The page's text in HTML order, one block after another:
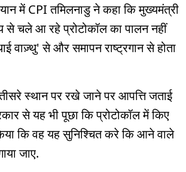
में CPI तमिलनाडु ने कहा कि मुख्यमंत्री
चले आ रहे प्रोटोकॉल का पालन नहीं
वाज़्थु' से और समापन राष्ट्रगान से होता
स्थान पर रखे जाने पर आपत्ति जताई
से यह भी पूछा कि प्रोटोकॉल में किए
कि वह यह सुनिश्चित करे कि आने वाले
जाए.